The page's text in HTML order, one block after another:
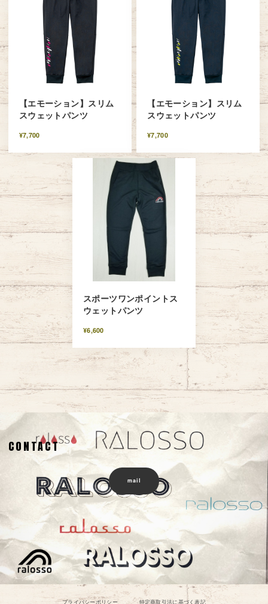
【エモーション】スリム
スウェットパンツ
¥7,700
【エモーション】スリム
スウェットパンツ
¥7,700
スポーツワンポイントス
ウェットパンツ
¥6,600
CONTACT
mail
プライバシーポリシー 特定商取引法に基づく表記